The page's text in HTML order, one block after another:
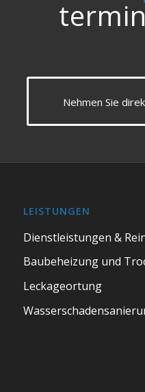
Nehmen Sie
LEISTUNGEN
Dienstleistungen &
Baubeheizung und
Leckageortung